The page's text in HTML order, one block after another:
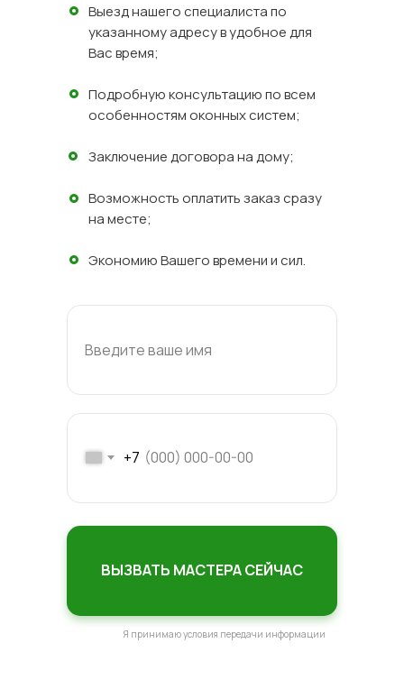
Выезд нашего специалиста по
указанному адресу в удобное для
Вас время;
Подробную консультацию по всем
особенностям оконных систем;
Заключение договора на дому;
Возможность оплатить заказ сразу
на месте;
Экономию Вашего времени и сил.
ВЫЗВАТЬ МАСТЕРА СЕЙЧАС
Введите ваше имя
+7
Я принимаю условия передачи информации